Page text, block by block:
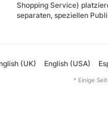
Shopping Service)
separaten, speziellen
(UK) English (USA)
* Einige